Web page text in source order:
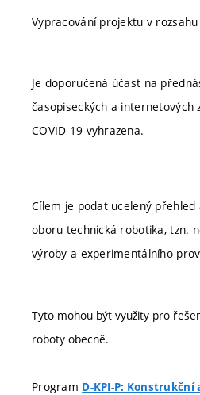
Vypracování projektu v
Je doporučená účast na
časopiseckých a
COVID-19 vyhrazena.
Cílem je podat ucelený přehled
oboru technická robotika, tzn.
výroby a experimentálního
Tyto mohou být využity pro
roboty obecně.
Program D-KPI-P: